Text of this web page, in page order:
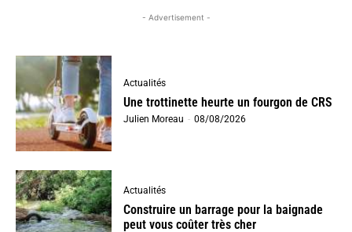
- Advertisement -
Actualités
Une trottinette heurte un fourgon de CRS
Julien Moreau - 08/08/2026
Actualités
Construire un barrage pour la baignade
peut vous coûter très cher